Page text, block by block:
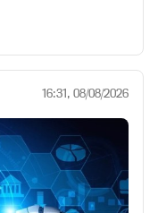
16:31, 08/08/2026